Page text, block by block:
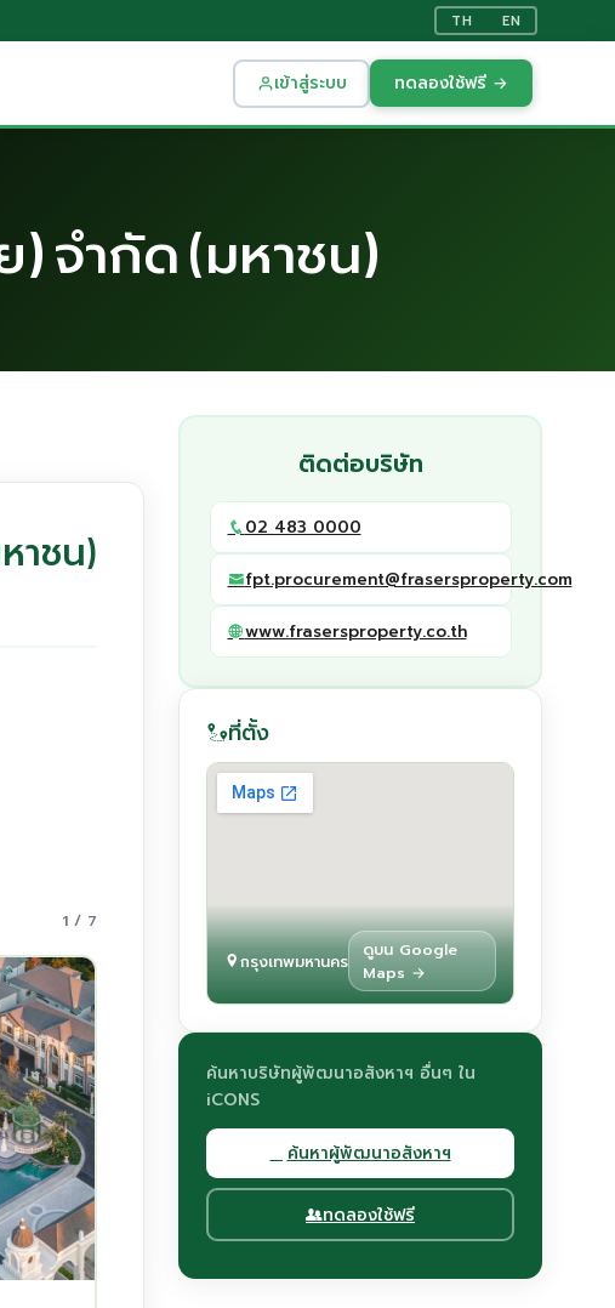
TH EN
เข้าสู่ระบบ ทดลองใช้ฟรี →
) จำกัด (มหาชน)
าชน)
1 / 7
ติดต่อบริษัท
02 483 0000
fpt.procurement@frasersproperty.com
www.frasersproperty.co.th
ที่ตั้ง
กรุงเทพมหานคร
ดูบน Google
Maps →
ค้นหาบริษัทผู้พัฒนาอสังหาฯ อื่นๆ ใน
iCONS
ค้นหาผู้พัฒนาอสังหาฯ
ทดลองใช้ฟรี